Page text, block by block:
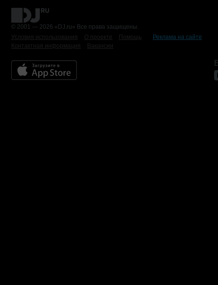
© 2001 — 2026 «DJ.ru» Все права защищены.
Условия использования
О проекте Помощь
Реклама на сайте
Контактная информация
Вакансии